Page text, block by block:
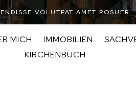
VOLUTPAT AMET POSUER
MICH IMMOBILIEN
KIRCHENBUCH